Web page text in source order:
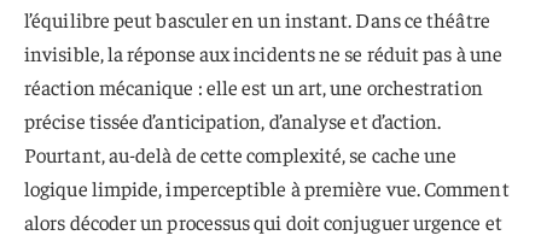
l’équilibre peut basculer en un instant. Dans ce théâtre
invisible, la réponse aux incidents ne se réduit pas à une
réaction mécanique : elle est un art, une orchestration
précise tissée d’anticipation, d’analyse et d’action.
Pourtant, au-delà de cette complexité, se cache une
logique limpide, imperceptible à première vue. Comment
alors décoder un processus qui doit conjuguer urgence et